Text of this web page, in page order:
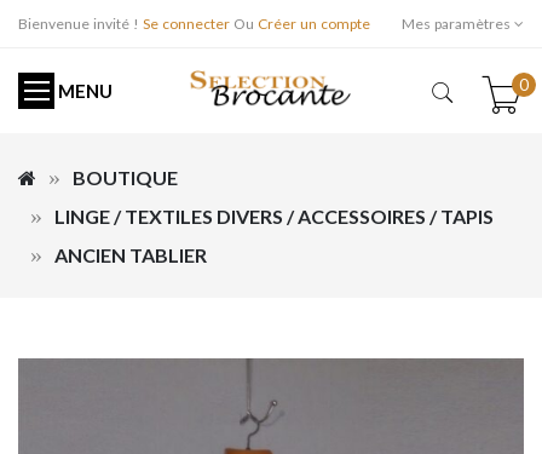
Bienvenue invité ! Se connecter Ou Créer un compte Mes paramètres
MENU 0
BOUTIQUE
LINGE / TEXTILES DIVERS / ACCESSOIRES / TAPIS
ANCIEN TABLIER